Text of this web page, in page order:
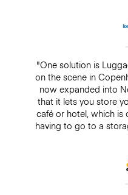
"One solution is
on the scene in
now expanded into
that it lets you store
café or hotel, which is
having to go to a